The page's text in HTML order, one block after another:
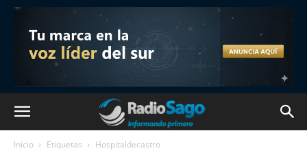
Inicio Etiquetas Hospitaldecastro